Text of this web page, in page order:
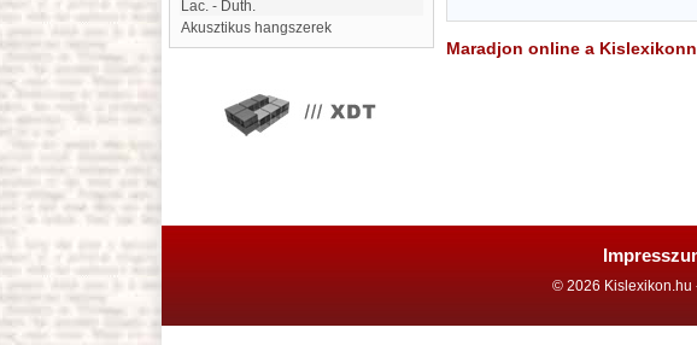
Lac. - Duth.
akusztikus hangszerek
Maradjon online a
© 2026 Kislexikon.hu